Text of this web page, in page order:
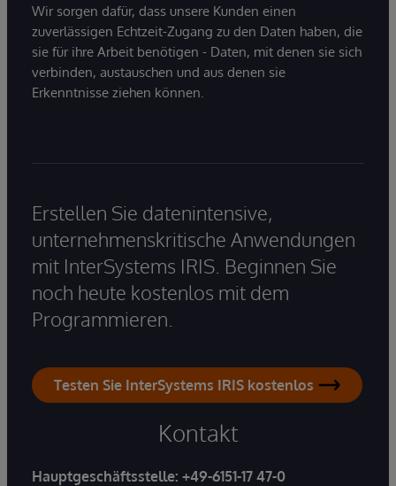
Wir sorgen dafür, dass unsere Kunden einen
zuverlässigen Echtzeit-Zugang zu den Daten haben, die
sie für ihre Arbeit benötigen - Daten, mit denen sie sich
verbinden, austauschen und aus denen sie
Erkenntnisse ziehen können.
Erstellen Sie datenintensive,
unternehmenskritische Anwendungen
mit InterSystems IRIS. Beginnen Sie
noch heute kostenlos mit dem
Programmieren.
Testen Sie InterSystems IRIS kostenlos
Kontakt
Hauptgeschäftsstelle: +49-6151-17 47-0